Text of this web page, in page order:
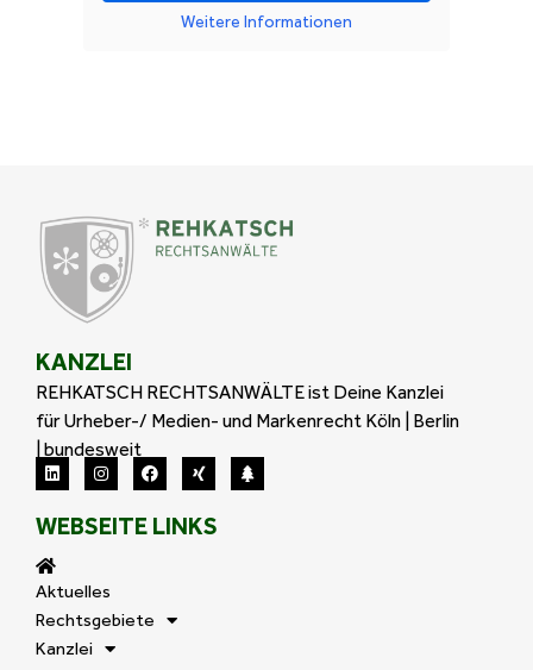
Weitere Informationen
KANZLEI
REHKATSCH RECHTSANWÄLTE ist Deine Kanzlei
für Urheber-/ Medien- und Markenrecht Köln | Berlin
| bundesweit
WEBSEITE LINKS
Aktuelles
Rechtsgebiete
Kanzlei